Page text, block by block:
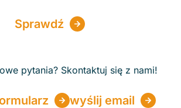
Sprawdź
pytania? Skontaktuj się z nami!
wyślij email